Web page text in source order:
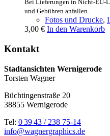
Bei Lieferungen in Nicht-EU-
und Gebühren anfallen.
Fotos und Drucke,
3,00 € In den Warenkorb
Kontakt
Stadtansichten Wernigerode
Torsten Wagner
Büchtingenstraße 20
38855 Wernigerode
Tel: 0 39 43 / 238 75-14
info@wagnergraphics.de